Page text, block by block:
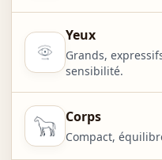
Yeux
Grands,
sensibilité.
Corps
Compact,